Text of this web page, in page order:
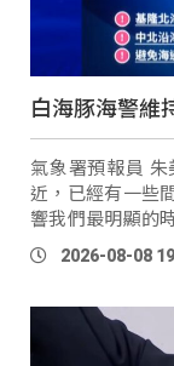
白海豚海警維
氣象署預報員
近，已經有一些
響我們最明顯的
山區雨勢明顯，
現，焚風情形要
2026-08-08